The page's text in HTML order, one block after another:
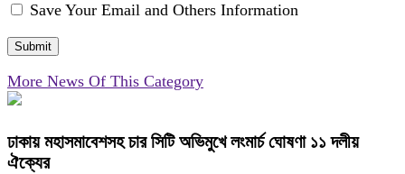
Save Your Email and Others Information
More News Of This Category
ঢাকায় মহাসমাবেশসহ চার সিটি অভিমুখে লংমার্চ ঘোষণা ১১ দলীয়
ঐক্যের